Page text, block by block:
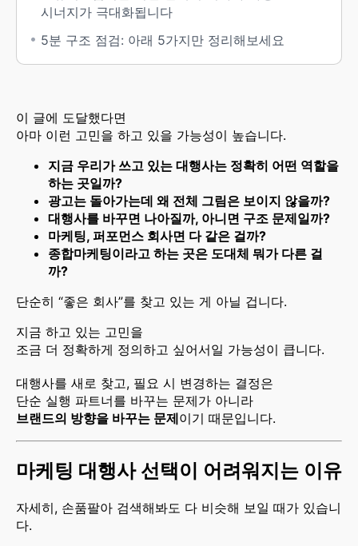
시너지가 극대화됩니다
5분 구조 점검: 아래 5가지만 정리해보세요
이 글에 도달했다면
아마 이런 고민을 하고 있을 가능성이 높습니다.
지금 우리가 쓰고 있는 대행사는 정확히 어떤 역할을
하는 곳일까?
광고는 돌아가는데 왜 전체 그림은 보이지 않을까?
대행사를 바꾸면 나아질까, 아니면 구조 문제일까?
마케팅, 퍼포먼스 회사면 다 같은 걸까?
종합마케팅이라고 하는 곳은 도대체 뭐가 다른 걸
까?
단순히 “좋은 회사”를 찾고 있는 게 아닐 겁니다.
지금 하고 있는 고민을
조금 더 정확하게 정의하고 싶어서일 가능성이 큽니다.
대행사를 새로 찾고, 필요 시 변경하는 결정은
단순 실행 파트너를 바꾸는 문제가 아니라
브랜드의 방향을 바꾸는 문제이기 때문입니다.
마케팅 대행사 선택이 어려워지는 이유
자세히, 손품팔아 검색해봐도 다 비슷해 보일 때가 있습니
다.